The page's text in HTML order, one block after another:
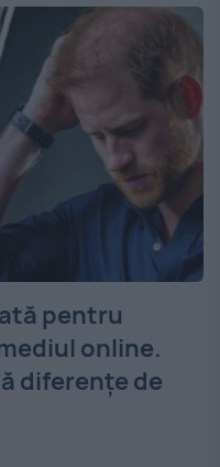
pentru
online.
diferențe de